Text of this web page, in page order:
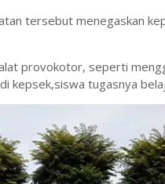
tersebut menegaskan
provokotor, seperti
kepsek,siswa tugasnya